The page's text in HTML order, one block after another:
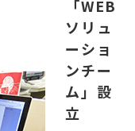
「WEB
ソリュ
ーショ
ンチー
ム」設
立